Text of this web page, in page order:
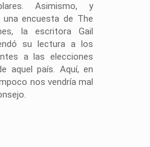
Asimismo, y
una encuesta de The
la escritora Gail
su lectura a los
a las elecciones
aquel país. Aquí, en
nos vendría mal